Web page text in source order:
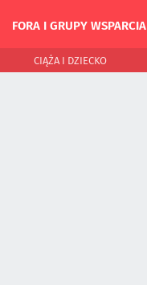
FORA I GRUPY WSPARCIA
CIĄŻA I DZIECKO